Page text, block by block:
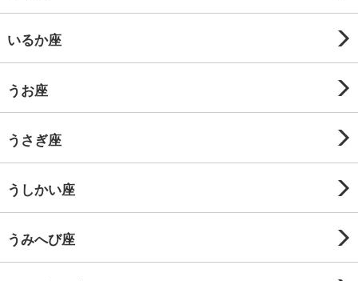
いるか座
うお座
うさぎ座
うしかい座
うみへび座